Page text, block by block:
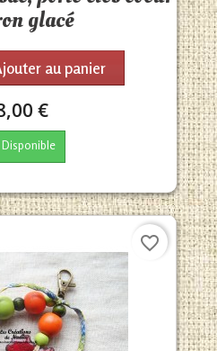
glacé
au panier
€
Disponible
favorite_border